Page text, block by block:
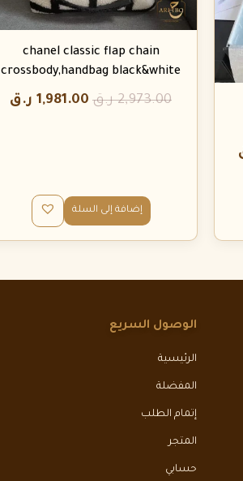
chanel classic flap chain
crossbody,handbag black&white
2,973.00 ر.ق 1,981.00 ر.ق
إضافة إلى السلة
الوصول السريع
الرئيسية
المفضلة
إتمام الطلب
المتجر
حسابي